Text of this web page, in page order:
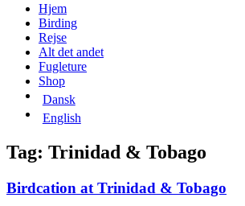
Skip
content
Hjem
Birding
Rejse
Alt det andet
Fugleture
Shop
Dansk
English
Tag: Trinidad & Tobago
Birdcation at Trinidad & Tobago